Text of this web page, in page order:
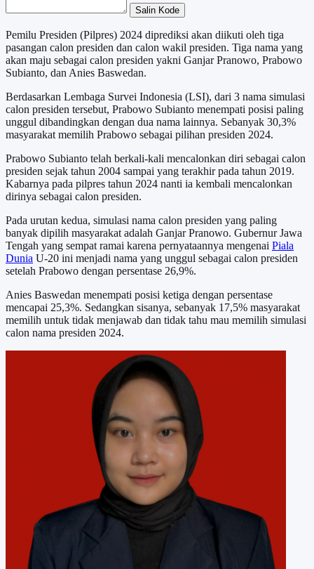
Salin Kode
Pemilu Presiden (Pilpres) 2024 diprediksi akan diikuti oleh tiga
pasangan calon presiden dan calon wakil presiden. Tiga nama yang
akan maju sebagai calon presiden yakni Ganjar Pranowo, Prabowo
Subianto, dan Anies Baswedan.
Berdasarkan Lembaga Survei Indonesia (LSI), dari 3 nama simulasi
calon presiden tersebut, Prabowo Subianto menempati posisi paling
unggul dibandingkan dengan dua nama lainnya. Sebanyak 30,3%
masyarakat memilih Prabowo sebagai pilihan presiden 2024.
Prabowo Subianto telah berkali-kali mencalonkan diri sebagai calon
presiden sejak tahun 2004 sampai yang terakhir pada tahun 2019.
Kabarnya pada pilpres tahun 2024 nanti ia kembali mencalonkan
dirinya sebagai calon presiden.
Pada urutan kedua, simulasi nama calon presiden yang paling
banyak dipilih masyarakat adalah Ganjar Pranowo. Gubernur Jawa
Tengah yang sempat ramai karena pernyataannya mengenai Piala
Dunia U-20 ini menjadi nama yang unggul sebagai calon presiden
setelah Prabowo dengan persentase 26,9%.
Anies Baswedan menempati posisi ketiga dengan persentase
mencapai 25,3%. Sedangkan sisanya, sebanyak 17,5% masyarakat
memilih untuk tidak menjawab dan tidak tahu mau memilih simulasi
calon nama presiden 2024.